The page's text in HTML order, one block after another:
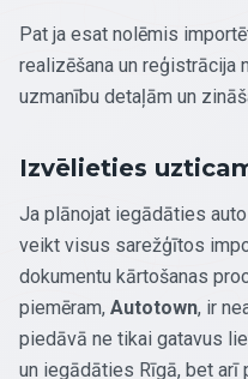
Pat ja esat nolēmis
realizēšana un reģistrācija
uzmanību detaļām un
Izvēlieties
Ja plānojat iegādāties
veikt visus sarežģītos
dokumentu kārtošanas
piemēram, Autotown, ir
piedāvā ne tikai gatavus
un iegādāties Rīgā, bet arī